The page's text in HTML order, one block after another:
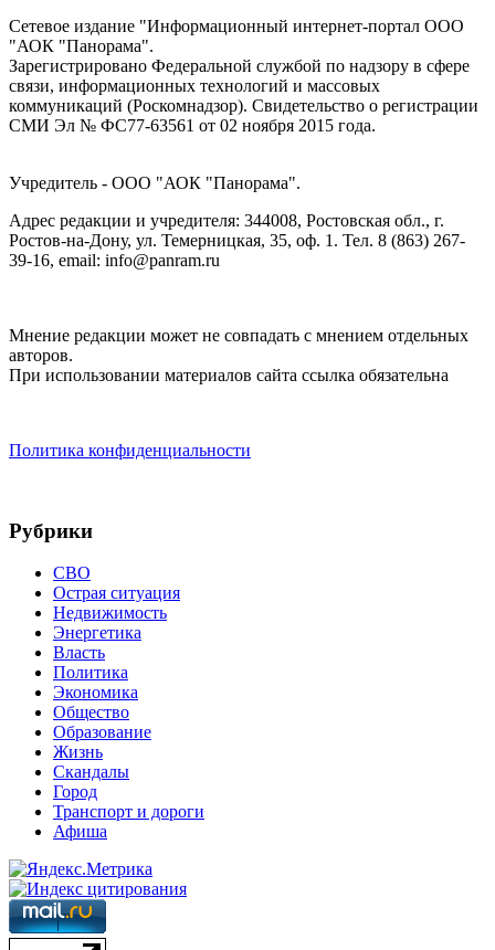
Сетевое издание "Информационный интернет-портал ООО
"АОК "Панорама".
Зарегистрировано Федеральной службой по надзору в сфере
связи, информационных технологий и массовых
коммуникаций (Роскомнадзор). Cвидетельство о регистрации
СМИ Эл № ФС77-63561 от 02 ноября 2015 года.
Учредитель - ООО "АОК "Панорама".
Адрес редакции и учредителя: 344008, Ростовская обл., г.
Ростов-на-Дону, ул. Темерницкая, 35, оф. 1. Тел. 8 (863) 267-
39-16, email: info@panram.ru
Мнение редакции может не совпадать с мнением отдельных
авторов.
При использовании материалов сайта ссылка обязательна
Политика конфиденциальности
Рубрики
СВО
Острая ситуация
Недвижимость
Энергетика
Власть
Политика
Экономика
Общество
Образование
Жизнь
Скандалы
Город
Транспорт и дороги
Афиша